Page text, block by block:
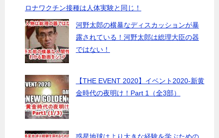
ロナワクチン接種は人体実験と同じ！
河野太郎の横暴なディスカッションが暴
露されている！河野太郎は総理大臣の器
ではない！
【THE EVENT 2020】イベント2020-新黄
金時代の夜明け！Part 1（全3部）